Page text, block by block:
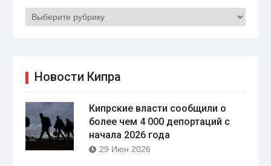
Рубрики
Новости Кипра
Кипрские власти сообщили о
более чем 4 000 депортаций с
начала 2026 года
29 Июн 2026